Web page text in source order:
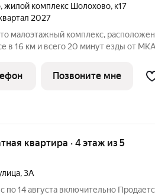
,жилой комплекс Шолохово, к17
2027
малоэтажный комплекс,
в 16 км и всего 20 минут езды от
ЖК разделен на комфортные
Позвоните мне
квартира · 4 этаж из 5
,3А
по 14 августа включительно